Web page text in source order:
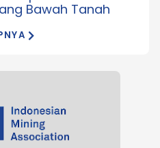
Bawah Tanah